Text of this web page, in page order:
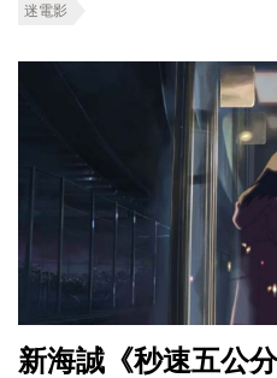
迷電影
新海誠《秒速五公